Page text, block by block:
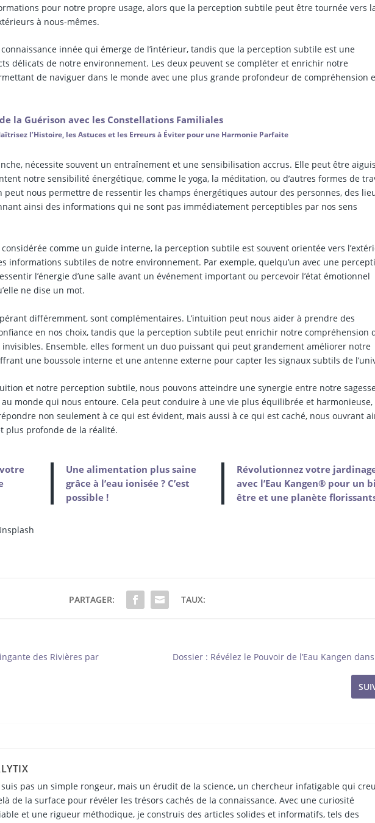
pour notre propre usage, alors que la perception subtile peut être tournée vers
à nous-mêmes.
innée qui émerge de l’intérieur, tandis que la perception subtile est une
délicats de notre environnement. Les deux peuvent se compléter et enrichir notre
de naviguer dans le monde avec une plus grande profondeur de compréhension
la Guérison avec les Constellations Familiales
l’Histoire, les Astuces et les Erreurs à Éviter pour une Harmonie Parfaite
nécessite souvent un entraînement et une sensibilisation accrus. Elle peut être
notre sensibilité énergétique, comme le yoga, la méditation, ou d’autres formes de
nous permettre de ressentir les champs énergétiques autour des personnes, des
ainsi des informations qui ne sont pas immédiatement perceptibles par nos sens
comme un guide interne, la perception subtile est souvent orientée vers
informations subtiles de notre environnement. Par exemple, quelqu’un avec une
l’énergie d’une salle avant un événement important ou percevoir l’état émotionnel
ne dise un mot.
différemment, sont complémentaires. L’intuition peut nous aider à prendre des
en nos choix, tandis que la perception subtile peut enrichir notre compréhension
Ensemble, elles forment un duo puissant qui peut grandement améliorer notre
une boussole interne et une antenne externe pour capter les signaux subtils de
et notre perception subtile, nous pouvons atteindre une synergie entre notre
monde qui nous entoure. Cela peut conduire à une vie plus équilibrée et harmonieuse,
non seulement à ce qui est évident, mais aussi à ce qui est caché, nous ouvrant
plus profonde de la réalité.
votre
Une alimentation plus saine
grâce à l’eau ionisée ? C’est
possible !
Révolutionnez votre
avec l’Eau Kangen® pour un
être et une planète
PARTAGER: TAUX:
des Rivières par
Dossier : Révélez le Pouvoir de l’Eau Kangen
suis pas un simple rongeur, mais un érudit de la science, un chercheur infatigable qui
de la surface pour révéler les trésors cachés de la connaissance. Avec une curiosité
et une rigueur méthodique, je construis des articles solides et informatifs, tels des